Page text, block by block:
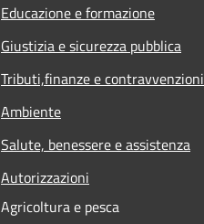
Educazione e formazione
Giustizia e sicurezza pubblica
Tributi,finanze e contravvenzioni
Ambiente
Salute, benessere e assistenza
Autorizzazioni
Agricoltura e pesca